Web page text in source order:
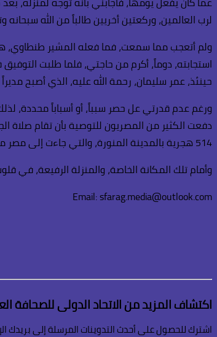
لرب العالمين، وركعتين أخريين طالباً من الله
ولم أتعجب مما سمعت، فما فعله المشير طنطاوي، هو
استجابته، دوماً، أكرم من حاجتي، فلما طلبت
حينئذ، عمر سليمان، رحمة الله عليه، الذي أصبح
ورغم عدم قدرتي عل حصر سبباً، أو أسباباً محددة،
دفعت الكثير من المصريون للتوصية بأن تقام صلاة
514 هجرية بالمدينة المنورة، والتي جاءت إلى مصر مع زوجها وأبيها، وعمرها 48 عاماً، وتوفيت بها، ودفنت في هذا المسجد، الذي أصبح مكاناً روحانياً لكل المصريين.
وأمام تلك المكانة الخاصة، والمنزلة الرفيعة، في
Email: sfarag.media@outlook.com
اكتشاف المزيد من الاتحاد الدولى للصحافة
اشترك للحصول على أحدث التدوينات المرسلة إلى بريدك